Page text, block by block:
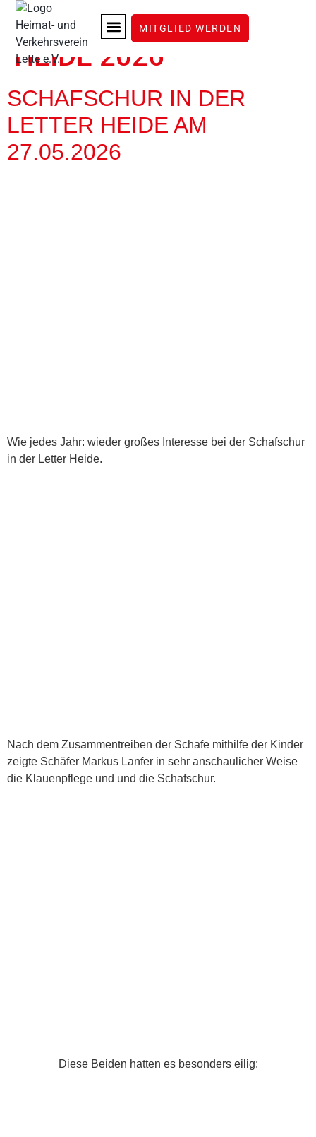
MITGLIED WERDEN
SCHAFSCHUR LETTER
HEIDE 2026
SCHAFSCHUR IN DER
LETTER HEIDE AM
27.05.2026
Wie jedes Jahr: wieder großes Interesse bei der Schafschur
in der Letter Heide.
Nach dem Zusammentreiben der Schafe mithilfe der Kinder
zeigte Schäfer Markus Lanfer in sehr anschaulicher Weise
die Klauenpflege und und die Schafschur.
Diese Beiden hatten es besonders eilig: